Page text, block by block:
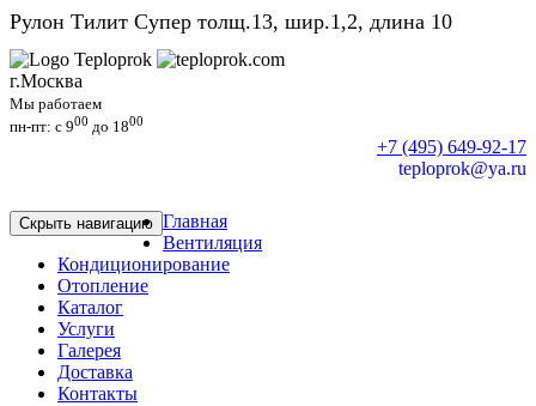
Рулон Тилит Супер толщ.13, шир.1,2, длина 10
г.Москва
Мы работаем
пн-пт: c 900 до 1800
+7 (495) 649-92-17
teploprok@ya.ru
Скрыть навигацию Главная
Вентиляция
Кондиционирование
Отопление
Каталог
Услуги
Галерея
Доставка
Контакты